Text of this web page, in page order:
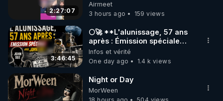
2:27:07
Airmeet
3 hours ago
159 views
3:46:45
🌕🚀 **L'alunissage, 57 ans
après : Émission spéciale
avec John Doe !** 👨 🚀✨
Infos et vérité
One day ago
1.4 k views
Night or Day
MorWeen